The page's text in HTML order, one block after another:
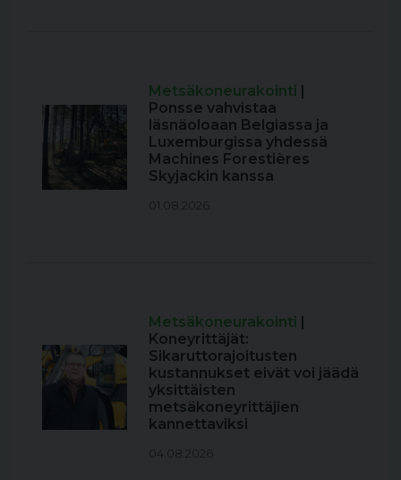
Metsäkoneurakointi |
Ponsse vahvistaa
läsnäoloaan Belgiassa ja
Luxemburgissa yhdessä
Machines Forestières
Skyjackin kanssa
01.08.2026
Metsäkoneurakointi |
Koneyrittäjät:
Sikaruttorajoitusten
kustannukset eivät voi jäädä
yksittäisten
metsäkoneyrittäjien
kannettaviksi
04.08.2026